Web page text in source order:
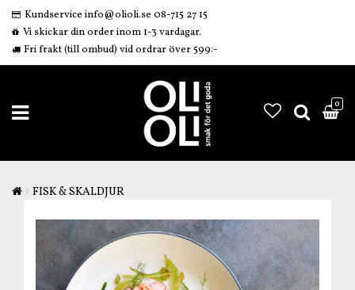
Kundservice info@olioli.se 08-715 27 15
Vi skickar din order inom 1-3 vardagar.
Fri frakt (till ombud) vid ordrar över 599:-
0
FISK & SKALDJUR